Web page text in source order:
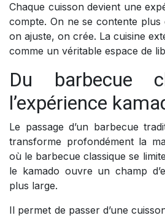
Chaque cuisson devient une
compte. On ne se contente
on ajuste, on crée. La cuisine
comme un véritable espace de
Du barbecue
l’expérience
Le passage d’un barbecue
transforme profondément la
où le barbecue classique se
le kamado ouvre un champ
plus large.
Il permet de passer d’une